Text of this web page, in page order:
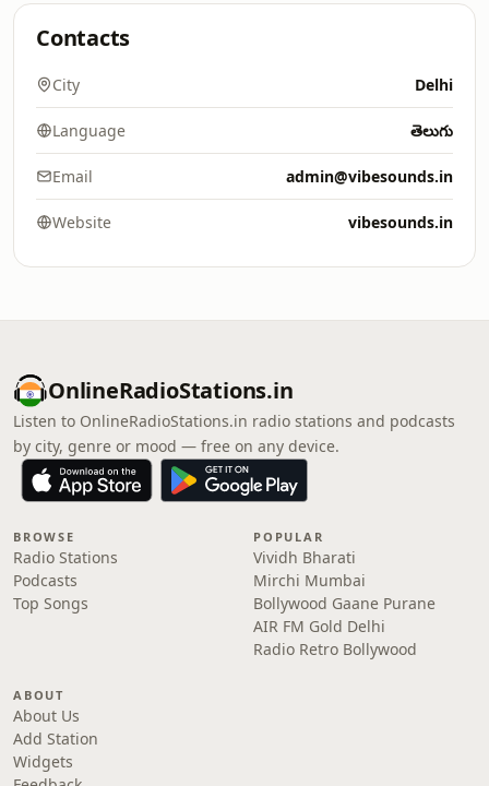
Contacts
City Delhi
Language తెలుగు
Email admin@vibesounds.in
Website vibesounds.in
OnlineRadioStations.in
Listen to OnlineRadioStations.in radio stations and podcasts
by city, genre or mood — free on any device.
BROWSE
Radio Stations
Podcasts
Top Songs
POPULAR
Vividh Bharati
Mirchi Mumbai
Bollywood Gaane Purane
AIR FM Gold Delhi
Radio Retro Bollywood
ABOUT
About Us
Add Station
Widgets